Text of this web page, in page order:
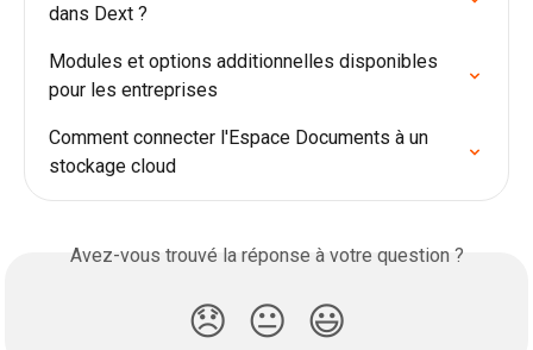
dans Dext ?
Modules et options additionnelles disponibles
pour les entreprises
Comment connecter l'Espace Documents à un
stockage cloud
Avez-vous trouvé la réponse à votre question ?
😞 😐 😃